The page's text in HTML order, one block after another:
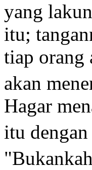
yang
itu;
tiap orang
akan
Hagar
itu